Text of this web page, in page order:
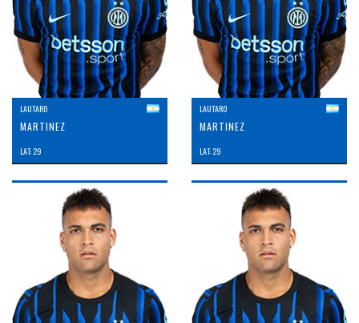
LAUTARO
MARTINEZ
LAT: 29
LAUTARO
MARTINEZ
LAT: 29